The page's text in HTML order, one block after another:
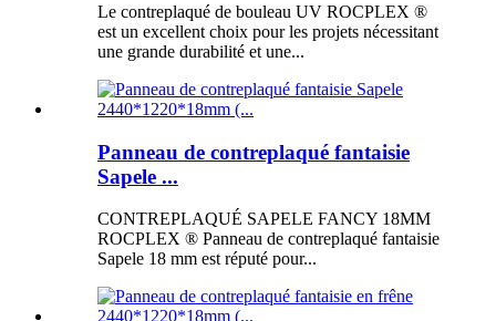
Le contreplaqué de bouleau UV ROCPLEX ®
est un excellent choix pour les projets nécessitant
une grande durabilité et une...
Panneau de contreplaqué fantaisie
Sapele ...
CONTREPLAQUÉ SAPELE FANCY 18MM
ROCPLEX ® Panneau de contreplaqué fantaisie
Sapele 18 mm est réputé pour...